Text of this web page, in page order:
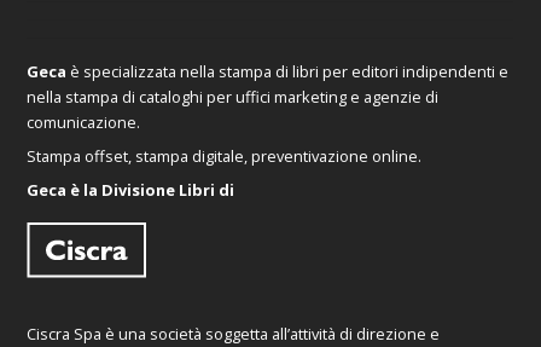
Geca è specializzata nella stampa di libri per editori indipendenti e
nella stampa di cataloghi per uffici marketing e agenzie di
comunicazione.
Stampa offset, stampa digitale, preventivazione online.
Geca è la Divisione Libri di
Ciscra Spa è una società soggetta all’attività di direzione e